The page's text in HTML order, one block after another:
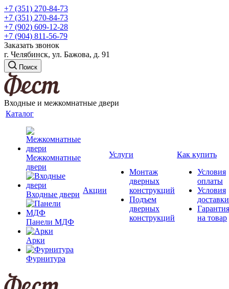
+7 (351) 270-84-73
+7 (351) 270-84-73
+7 (902) 609-12-28
+7 (904) 811-56-79
Заказать звонок
г. Челябинск, ул. Бажова, д. 91
Поиск
Входные и межкомнатные двери
Каталог
Межкомнатные
двери
Входные двери
Панели МДФ
Арки
Фурнитура
Акции
Услуги
Монтаж
дверных
конструкций
Подъем
дверных
конструкций
Как купить
Условия
оплаты
Условия
доставки
Гарантия
на товар